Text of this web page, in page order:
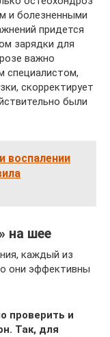
и болезненными
придется
зарядки для
важно
специалистом,
скорректирует
были
воспалении
на шее
каждый из
они эффективны
проверить и
Так, для